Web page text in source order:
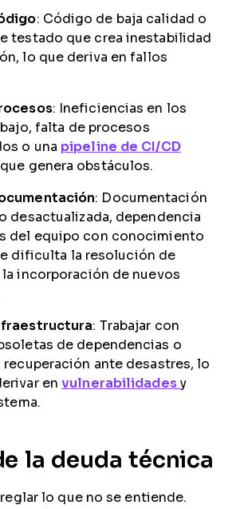
: Código de baja calidad o
testado que crea inestabilidad
lo que deriva en fallos
: Ineficiencias en los
falta de procesos
o una pipeline de CI/CD
genera obstáculos.
: Documentación
desactualizada, dependencia
del equipo con conocimiento
dificulta la resolución de
la incorporación de nuevos
: Trabajar con
de dependencias o
recuperación ante desastres, lo
envulnerabilidades y
la deuda técnica
lo que no se entiende.